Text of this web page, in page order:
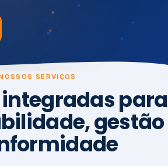
SERVIÇOS
integradas para
gestão